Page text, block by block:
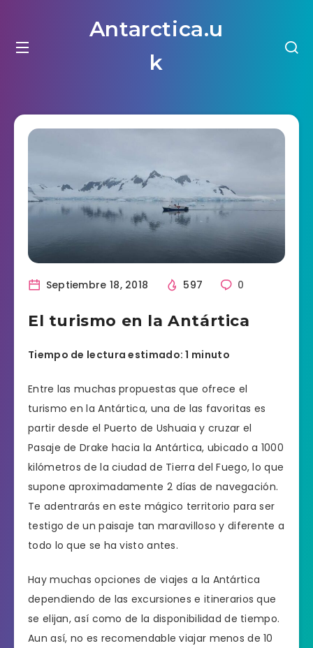
Antarctica.u
k
Septiembre 18, 2018 597 0
El turismo en la Antártica
Tiempo de lectura estimado: 1 minuto
Entre las muchas propuestas que ofrece el
turismo en la Antártica, una de las favoritas es
partir desde el Puerto de Ushuaia y cruzar el
Pasaje de Drake hacia la Antártica, ubicado a 1000
kilómetros de la ciudad de Tierra del Fuego, lo que
supone aproximadamente 2 días de navegación.
Te adentrarás en este mágico territorio para ser
testigo de un paisaje tan maravilloso y diferente a
todo lo que se ha visto antes.
Hay muchas opciones de viajes a la Antártica
dependiendo de las excursiones e itinerarios que
se elijan, así como de la disponibilidad de tiempo.
Aun así, no es recomendable viajar menos de 10